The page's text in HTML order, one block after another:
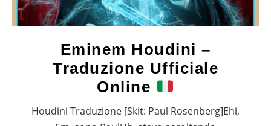
Eminem Houdini –
Traduzione Ufficiale
Online
Houdini Traduzione [Skit: Paul Rosenberg]Ehi,